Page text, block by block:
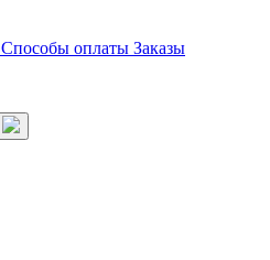
Способы оплаты Заказы